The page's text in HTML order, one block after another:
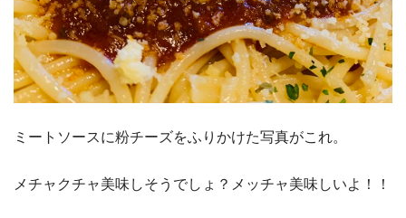
ミートソースに粉チーズをふりかけた写真がこれ。
メチャクチャ美味しそうでしょ？メッチャ美味しいよ！！